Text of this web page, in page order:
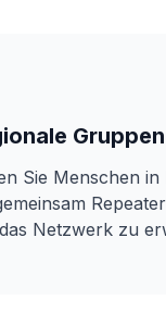
Gruppen
Sie Menschen
Repeater
Netzwerk zu